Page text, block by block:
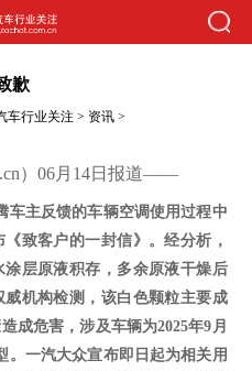
歉
车行业关注 > 资讯 >
）06月14日报道——
车主反馈的车辆空调使用过程中
致客户的一封信》。经分析，
层原液积存，多余原液干燥后
机构检测，该白色颗粒主要成
成危害，涉及车辆为2025年9月
。一汽大众宣布即日起为相关用